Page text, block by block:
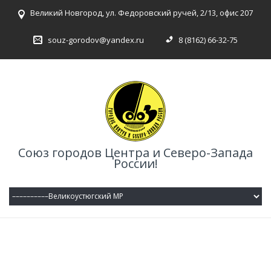
Великий Новгород, ул. Федоровский ручей, 2/13, офис 207
souz-gorodov@yandex.ru 8 (8162) 66-32-75
Союз городов Центра и Северо-Запада
России!